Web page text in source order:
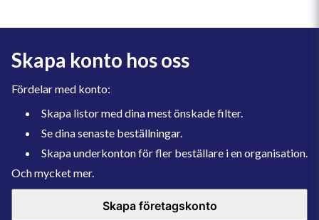
Skapa konto hos oss
Fördelar med konto:
Skapa listor med dina mest önskade filter.
Se dina senaste beställningar.
Skapa underkonton för fler beställare i en organisation.
Och mycket mer.
Skapa företagskonto